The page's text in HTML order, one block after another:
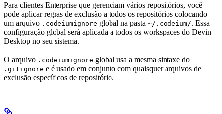
Para clientes Enterprise que gerenciam vários repositórios, você
pode aplicar regras de exclusão a todos os repositórios colocando
um arquivo .codeiumignore global na pasta ~/.codeium/. Essa
configuração global será aplicada a todos os workspaces do Devin
Desktop no seu sistema.
O arquivo .codeiumignore global usa a mesma sintaxe do
.gitignore e é usado em conjunto com quaisquer arquivos de
exclusão específicos de repositório.